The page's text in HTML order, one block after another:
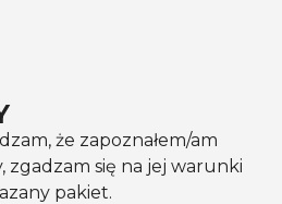
że zapoznałem/am
zgadzam się na jej warunki
pakiet.